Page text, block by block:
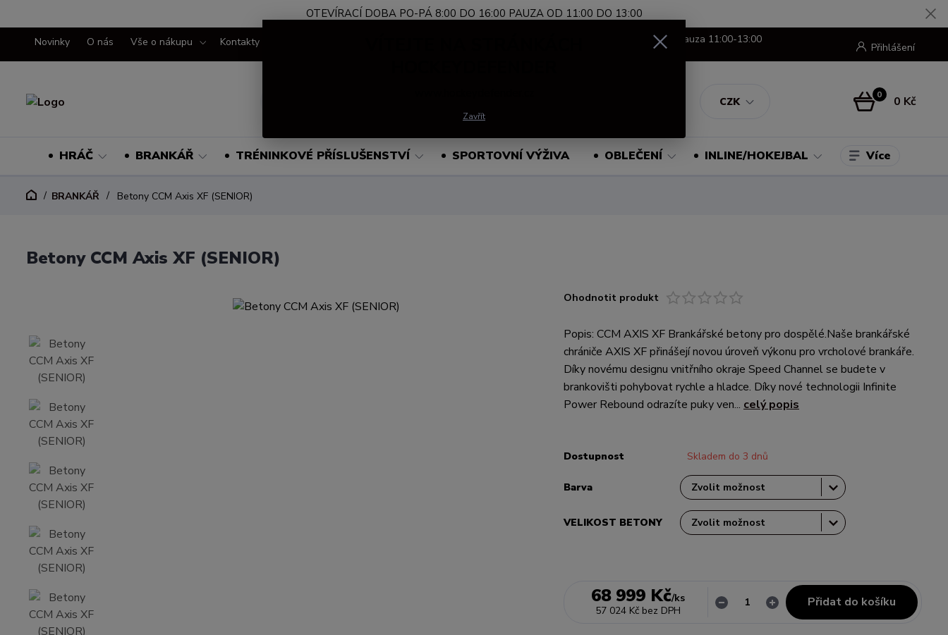
OTEVÍRACÍ DOBA PO-PÁ 8:00 DO 16:00 PAUZA OD 11:00 DO 13:00
Novinky O nás Vše o nákupu Kontakty
CZK
Přihlášení
Po-Pá, 8:00-16:00 pauza 11:00-13:00
0 0 Kč
HRÁČ BRANKÁŘ TRÉNINKOVÉ PŘÍSLUŠENSTVÍ SPORTOVNÍ VÝŽIVA OBLEČENÍ INLINE/HOKEJBAL Více
BRANKÁŘ Betony CCM Axis XF (SENIOR)
Betony CCM Axis XF (SENIOR)
Ohodnotit produkt
Popis: CCM AXIS XF Brankářské betony pro dospělé.Naše brankářské
chrániče AXIS XF přinášejí novou úroveň výkonu pro vrcholové brankáře.
Díky novému designu vnitřního okraje Speed Channel se budete v
brankovišti pohybovat rychle a hladce. Díky nové technologii Infinite
Power Rebound odrazíte puky ven... celý popis
Dostupnost Skladem do 3 dnů
Barva
VELIKOST BETONY
68 999 Kč/ks
57 024 Kč bez DPH
Přidat do košíku
Zavřít